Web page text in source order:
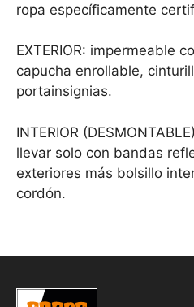
ropa específicamente
EXTERIOR: impermeable
capucha enrollable,
portainsignias.
INTERIOR
llevar solo con bandas
exteriores más bolsillo
cordón.